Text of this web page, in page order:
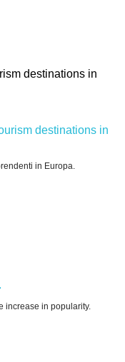
destinations in
in Europa.
increase in popularity.